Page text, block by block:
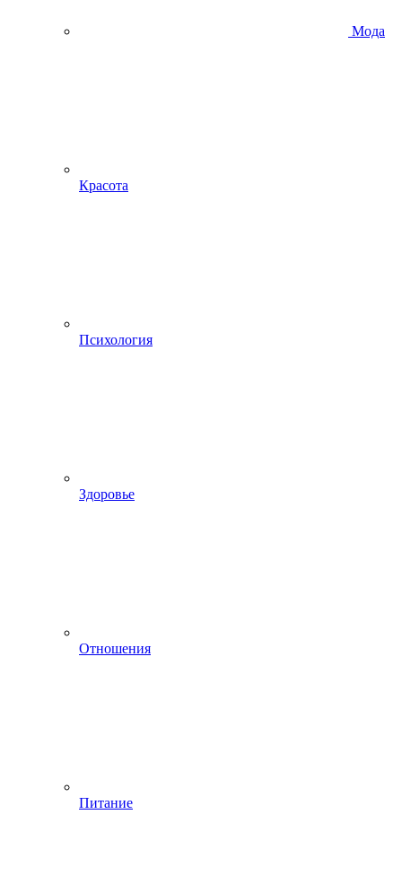
Мода
Красота
Психология
Здоровье
Отношения
Питание